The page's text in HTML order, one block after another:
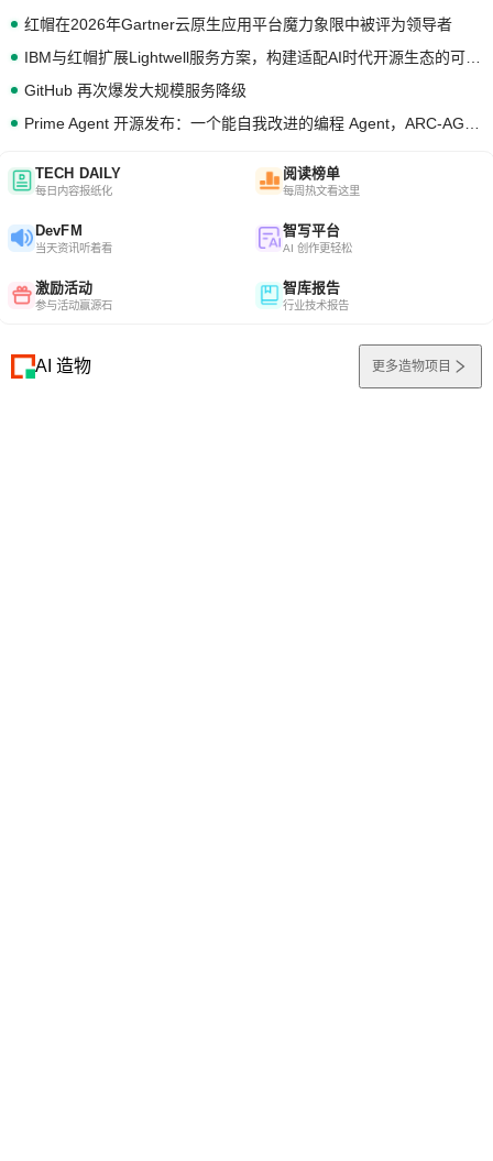
红帽在2026年Gartner云原生应用平台魔力象限中被评为领导者
GitHub 再次爆发大规模服务降级
TECH DAILY
每日内容报纸化
阅读榜单
每周热文看这里
DevFM
当天资讯听着看
智写平台
AI 创作更轻松
激励活动
参与活动赢源石
智库报告
行业技术报告
AI 造物 更多造物项目